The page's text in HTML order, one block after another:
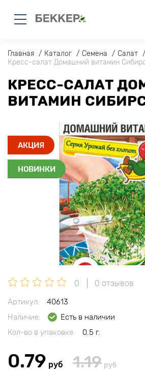
Главная Каталог Семена
Салат
Кресс-салат Домашний витамин
КРЕСС-САЛАТ
ВИТАМИН
АКЦИЯ
НОВИНКИ
0 0 отзывов
Артикул:
40613
Наличие:
Есть в наличии
Кол-во в упаковке:
0.5 г.
0.79 руб 1.19 руб